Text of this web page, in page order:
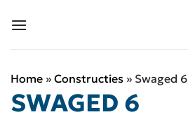
naar
Home » Constructies » Swaged 6
SWAGED 6